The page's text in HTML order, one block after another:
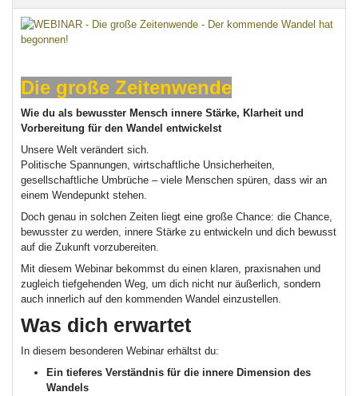
Die große Zeitenwende
Wie du als bewusster Mensch innere Stärke, Klarheit und
Vorbereitung für den Wandel entwickelst
Unsere Welt verändert sich.
Politische Spannungen, wirtschaftliche Unsicherheiten,
gesellschaftliche Umbrüche – viele Menschen spüren, dass wir an
einem Wendepunkt stehen.
Doch genau in solchen Zeiten liegt eine große Chance: die Chance,
bewusster zu werden, innere Stärke zu entwickeln und dich bewusst
auf die Zukunft vorzubereiten.
Mit diesem Webinar bekommst du einen klaren, praxisnahen und
zugleich tiefgehenden Weg, um dich nicht nur äußerlich, sondern
auch innerlich auf den kommenden Wandel einzustellen.
Was dich erwartet
In diesem besonderen Webinar erhältst du:
Ein tieferes Verständnis für die innere Dimension des
Wandels